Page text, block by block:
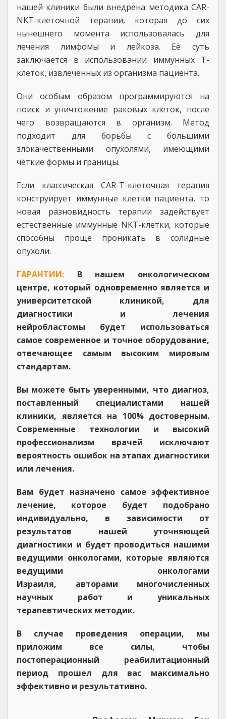
нашей клиники были внедрена методика CAR-
NKT-клеточной терапии, которая до сих
нынешнего момента использовалась для
лечения лимфомы и лейкоза. Её суть
заключается в использовании иммунных T-
клеток, извлечённых из организма пациента.
Они особым образом программируются на
поиск и уничтожение раковых клеток, после
чего возвращаются в организм. Метод
подходит для борьбы с большими
злокачественными опухолями, имеющими
чёткие формы и границы.
Если классическая CAR-T-клеточная терапия
конструирует иммунные клетки пациента, то
новая разновидность терапии задействует
естественные иммунные NKT-клетки, которые
способны проще проникать в солидные
опухоли.
ГАРАНТИИ: В нашем онкологическом
центре, который одновременно является и
университетской клиникой, для
диагностики и лечения
нейробластомы будет использоваться
самое современное и точное оборудование,
отвечающее самым высоким мировым
стандартам.
Вы можете быть уверенными, что диагноз,
поставленный специалистами нашей
клиники, является на 100% достоверным.
Современные технологии и высокий
профессионализм врачей исключают
вероятность ошибок на этапах диагностики
или лечения.
Вам будет назначено самое эффективное
лечение, которое будет подобрано
индивидуально, в зависимости от
результатов нашей уточняющей
диагностики и будет проводиться нашими
ведущими онкологами, которые являются
ведущими онкологами
Израиля, авторами многочисленных
научных работ и уникальных
терапевтических методик.
В случае проведения операции, мы
приложим все силы, чтобы
постоперационный реабилитационный
период прошел для вас максимально
эффективно и результативно.